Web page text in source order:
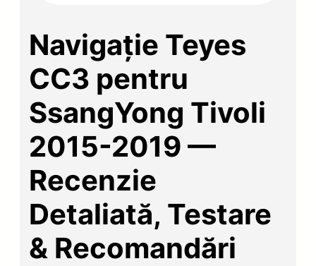
Navigație Teyes
CC3 pentru
SsangYong Tivoli
2015-2019 —
Recenzie
Detaliată, Testare
& Recomandări